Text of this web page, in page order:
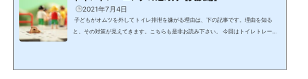
2021年7月4日
子どもがオムツを外してトイレ排泄を嫌がる理由は、下の記事です。理由を知る
と、その対策が見えてきます。こちらも是非お読み下さい。 今回はトイレトレーニ